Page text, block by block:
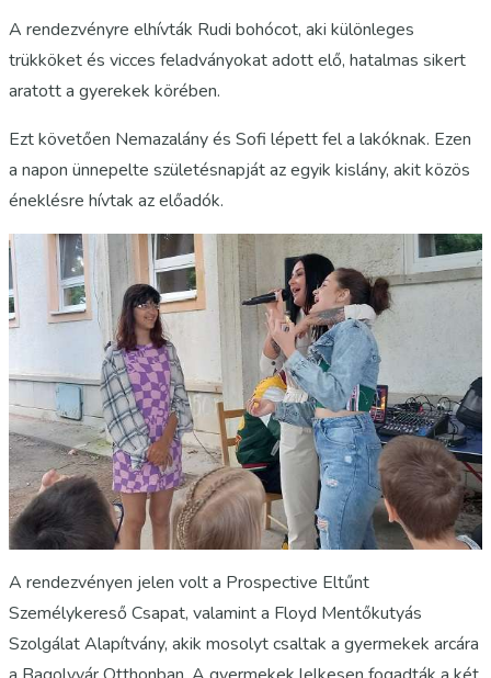
A rendezvényre elhívták Rudi bohócot, aki különleges
trükköket és vicces feladványokat adott elő, hatalmas sikert
aratott a gyerekek körében.
Ezt követően Nemazalány és Sofi lépett fel a lakóknak. Ezen
a napon ünnepelte születésnapját az egyik kislány, akit közös
éneklésre hívtak az előadók.
A rendezvényen jelen volt a Prospective Eltűnt
Személykereső Csapat, valamint a Floyd Mentőkutyás
Szolgálat Alapítvány, akik mosolyt csaltak a gyermekek arcára